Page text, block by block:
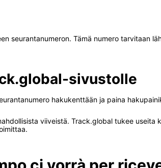
seurantanumeron. Tämä numero tarvitaan
sivustolle
hakukenttään ja paina
viiveistä. Track.global tukee